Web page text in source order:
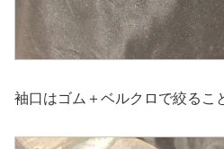
袖口はゴム＋ベルクロで絞るこ